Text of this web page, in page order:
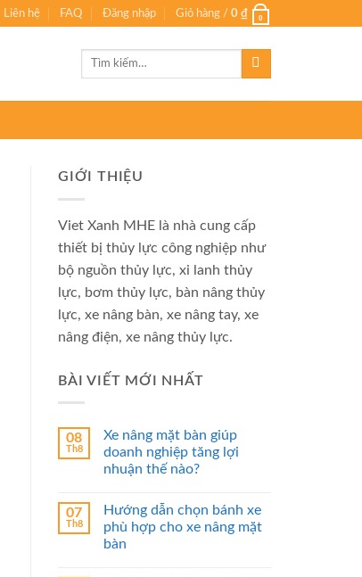
Liên hệ FAQ Đăng nhập Giỏ hàng / 0 ₫ 0
Tìm
GIỚI THIỆU
Viet Xanh MHE là nhà cung cấp
thiết bị thủy lực công nghiệp như
bộ nguồn thủy lực, xi lanh thủy
lực, bơm thủy lực, bàn nâng thủy
lực, xe nâng bàn, xe nâng tay, xe
nâng điện, xe nâng thủy lực.
BÀI VIẾT MỚI NHẤT
08
Th8
Xe nâng mặt bàn giúp
doanh nghiệp tăng lợi
nhuận thế nào?
07
Th8
Hướng dẫn chọn bánh xe
phù hợp cho xe nâng mặt
bàn